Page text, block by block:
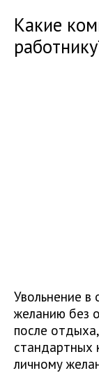
Какие
Увольнение в
желанию без
после
стандартных
личному